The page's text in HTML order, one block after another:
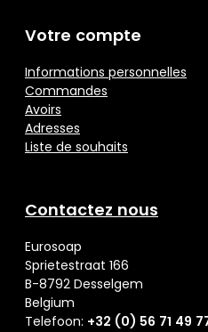
Votre compte
Informations personnelles
Commandes
Avoirs
Adresses
Liste de souhaits
Contactez nous
Eurosoap
Sprietestraat 166
B-8792 Desselgem
Belgium
Telefoon: +32 (0) 56 71 49